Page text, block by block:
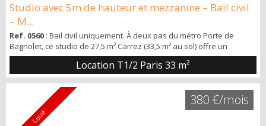
Studio avec 5m de hauteur et mezzanine – Bail civil
– M...
Ref. 0560 : Bail civil uniquement. À deux pas du métro Porte de
Bagnolet, ce studio de 27,5 m² Carrez (33,5 m² au sol) offre un
volume rare avec plus de 5 mètres de hauteur sous plafond et une
mezzanine bien séparée. Situé au 2e et dernier étage, il a été
entièrement refait à neuf et se présente en excellent état. 🏡
L’appartement en détail La pièce de vie est agréable et bien
organisée. Elle perme...
Location T1/2 Paris 33 m²
Loué
380 €/mois